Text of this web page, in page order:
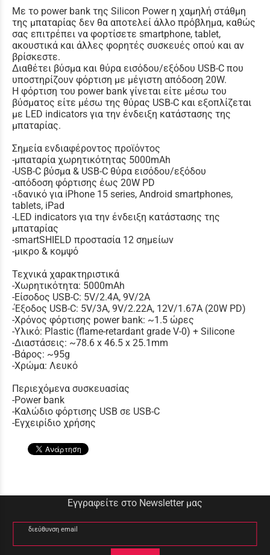
Με το power bank της Silicon Power η χαμηλή στάθμη
της μπαταρίας δεν θα αποτελεί άλλο πρόβλημα, καθώς
σας επιτρέπει να φορτίσετε smartphone, tablet,
ακουστικά και άλλες φορητές συσκευές οπού και αν
βρίσκεστε.
Διαθέτει βύσμα και θύρα εισόδου/εξόδου USB-C που
υποστηρίζουν φόρτιση με μέγιστη απόδοση 20W.
Η φόρτιση του power bank γίνεται είτε μέσω του
βύσματος είτε μέσω της θύρας USB-C και εξοπλίζεται
με LED indicators για την ένδειξη κατάστασης της
μπαταρίας.
Σημεία ενδιαφέροντος προϊόντος
-μπαταρία χωρητικότητας 5000mAh
-USB-C βύσμα & USB-C θύρα εισόδου/εξόδου
-απόδοση φόρτισης έως 20W PD
-ιδανικό για iPhone 15 series, Android smartphones,
tablets, iPad
-LED indicators για την ένδειξη κατάστασης της
μπαταρίας
-smartSHIELD προστασία 12 σημείων
-μικρο & κομψό
Τεχνικά χαρακτηριστικά
-Χωρητικότητα: 5000mAh
-Είσοδος USB-C: 5V/2.4A, 9V/2A
-Έξοδος USB-C: 5V/3A, 9V/2.22A, 12V/1.67A (20W PD)
-Χρόνος φόρτισης power bank: ~1.5 ώρες
-Υλικό: Plastic (flame-retardant grade V-0) + Silicone
-Διαστάσεις: ~78.6 x 46.5 x 25.1mm
-Βάρος: ~95g
-Χρώμα: Λευκό
Περιεχόμενα συσκευασίας
-Power bank
-Καλώδιο φόρτισης USB σε USB-C
-Εγχειρίδιο χρήσης
Εγγραφείτε στο Newsletter μας
διεύθυνση email